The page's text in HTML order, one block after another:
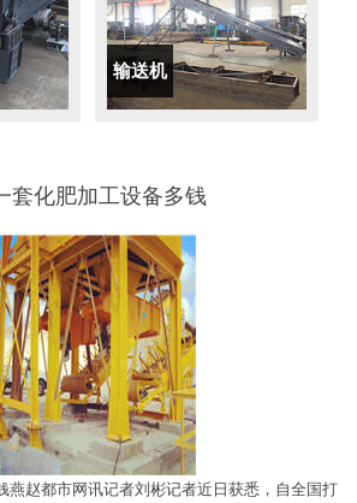
输送机
套化肥加工设备多钱
燕赵都市网讯记者刘彬记者近日获悉，自全国打